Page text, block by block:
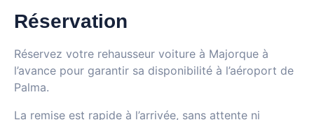
Réservation
Réservez votre rehausseur voiture à Majorque à
l’avance pour garantir sa disponibilité à l’aéroport de
Palma.
La remise est rapide à l’arrivée, sans attente ni